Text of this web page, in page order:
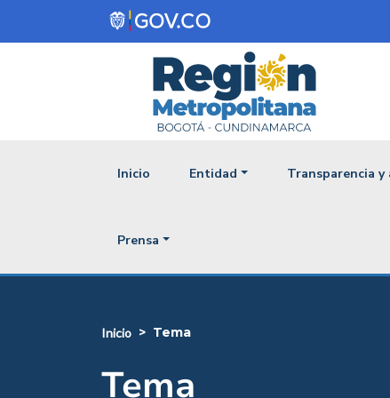
Pasar al contenido principal
Navegación
Inicio Entidad Transparencia
Prensa
inicio tema
Tema